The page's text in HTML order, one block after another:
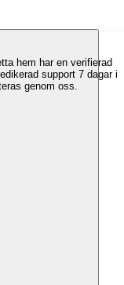
hem har en verifierad
support 7 dagar i
genom oss.